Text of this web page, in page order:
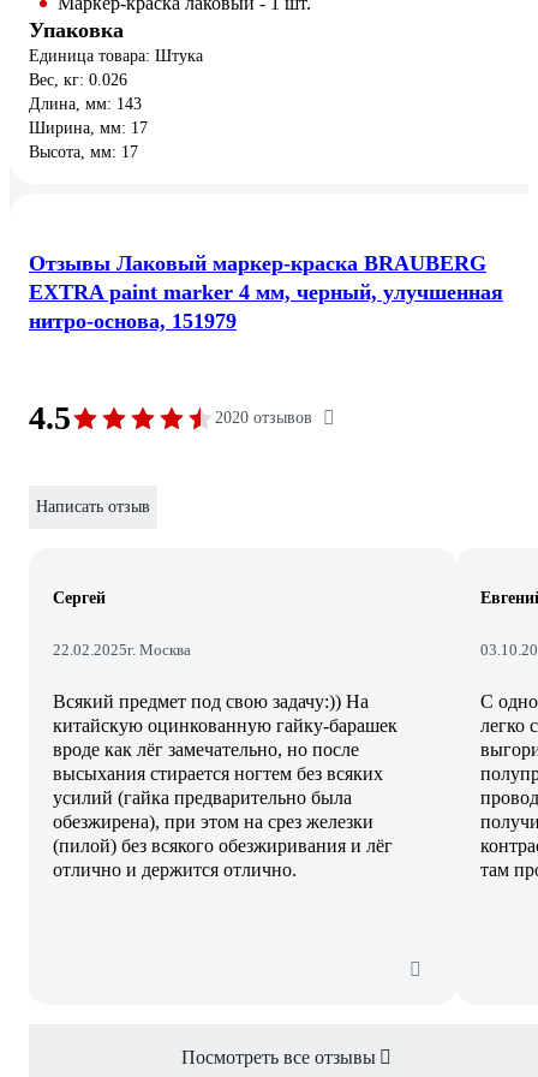
Упаковка
Единица товара: Штука
Вес, кг: 0.026
Длина, мм: 143
Ширина, мм: 17
Высота, мм: 17
Отзывы Лаковый маркер-краска BRAUBERG
EXTRA paint marker 4 мм, черный, улучшенная
нитро-основа, 151979
4.5 2020 отзывов
Написать отзыв
Сергей
22.02.2025г. Москва
Всякий предмет под свою задачу:)) На
китайскую оцинкованную гайку-барашек
вроде как лёг замечательно, но после
высыхания стирается ногтем без всяких
усилий (гайка предварительно была
обезжирена), при этом на срез железки
(пилой) без всякого обезжиривания и лёг
отлично и держится отлично.
С
легко
там
Посмотреть все отзывы